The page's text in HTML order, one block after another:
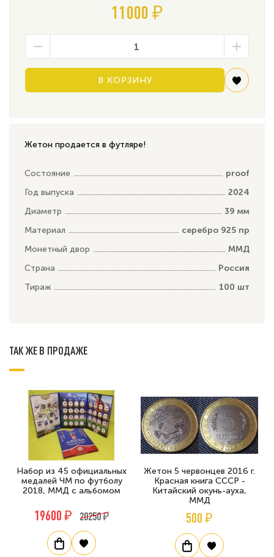
11000 ₽
В КОРЗИНУ
Жетон продается в футляре!
Состояние
proof
Год выпуска
2024
Диаметр
39 мм
Материал
серебро 925 пр
Монетный двор
ММД
Страна
Россия
Тираж
100 шт
ТАК ЖЕ В ПРОДАЖЕ
Набор из 45 официальных
медалей ЧМ по футболу
2018, ММД с альбомом
19600 ₽ 20250 ₽
Жетон 5 червонцев 2016 г.
Красная книга СССР -
Китайский окунь-ауха,
ММД
500 ₽